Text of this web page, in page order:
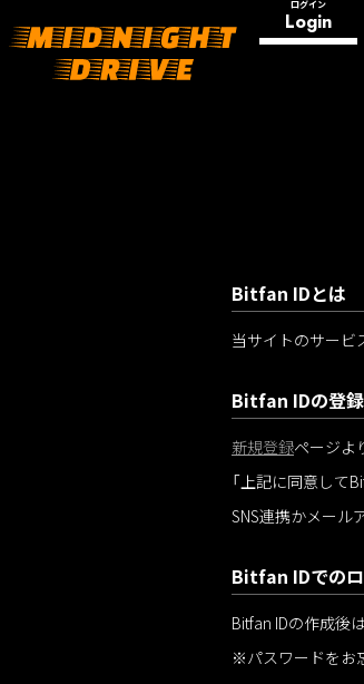
ログイン
Login
Bitfan IDとは
当サイトのサービ
Bitfan IDの登録
新規登録ページよ
「上記に同意して
SNS連携かメール
Bitfan IDでの
Bitfan IDの作成後は
※パスワードをお